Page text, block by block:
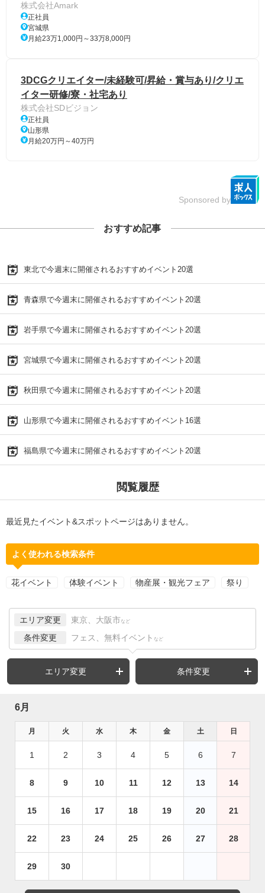
株式会社Amark
正社員
宮城県
月給23万1,000円～33万8,000円
3DCGクリエイター/未経験可/昇給・賞与あり/クリエ
イター研修/寮・社宅あり
株式会社SDビジョン
正社員
山形県
月給20万円～40万円
Sponsored by
おすすめ記事
東北で今週末に開催されるおすすめイベント20選
青森県で今週末に開催されるおすすめイベント20選
岩手県で今週末に開催されるおすすめイベント20選
宮城県で今週末に開催されるおすすめイベント20選
秋田県で今週末に開催されるおすすめイベント20選
山形県で今週末に開催されるおすすめイベント16選
福島県で今週末に開催されるおすすめイベント20選
閲覧履歴
最近見たイベント&スポットページはありません。
よく使われる検索条件
花イベント 体験イベント 物産展・観光フェア 祭り
エリア変更 東京、大阪市 など
条件変更 フェス、無料イベント など
エリア変更 条件変更
6月
月 火 水 木 金 土 日
1 2 3 4 5 6 7
8 9 10 11 12 13 14
15 16 17 18 19 20 21
22 23 24 25 26 27 28
29 30